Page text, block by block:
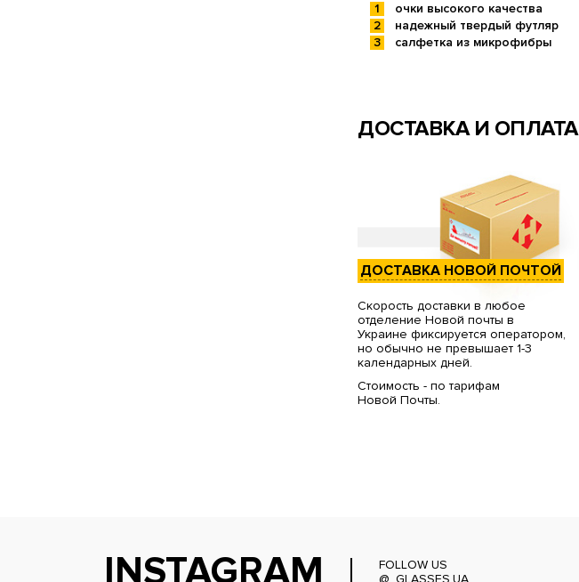
очки высокого качества
надежный твердый футляр
салфетка из микрофибры
ДОСТАВКА И ОПЛАТА
ДОСТАВКА НОВОЙ ПОЧТОЙ
Скорость доставки в любое
отделение Новой почты в
Украине фиксируется оператором,
но обычно не превышает 1-3
календарных дней.
Стоимость - по тарифам
Новой Почты.
INSTAGRAM
FOLLOW US